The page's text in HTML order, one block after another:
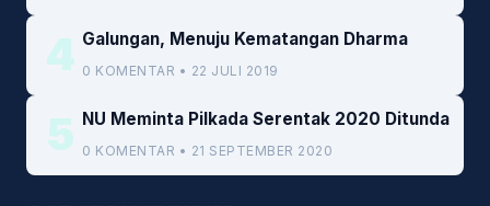
4 Galungan, Menuju Kematangan Dharma
0 KOMENTAR • 22 JULI 2019
5 NU Meminta Pilkada Serentak 2020 Ditunda
0 KOMENTAR • 21 SEPTEMBER 2020